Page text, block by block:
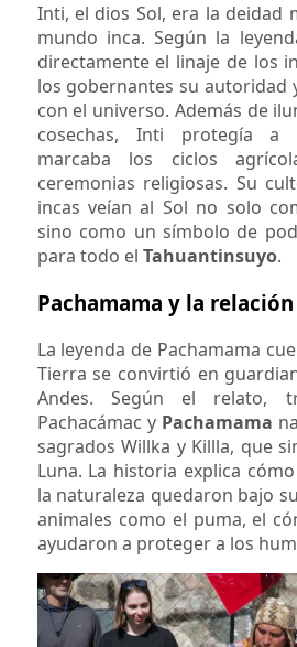
Inti, el dios Sol, era la deidad
mundo inca. Según la
directamente el linaje de los
los gobernantes su autoridad
con el universo. Además de
cosechas, Inti protegía a
marcaba los ciclos
ceremonias religiosas. Su
incas veían al Sol no solo
sino como un símbolo de
para todo el Tahuantinsuyo.
Pachamama y la
La leyenda de Pachamama
Tierra se convirtió en
Andes. Según el relato,
Pachacámac y Pachamama
sagrados Willka y Killla, que
Luna. La historia explica
la naturaleza quedaron bajo
animales como el puma, el
ayudaron a proteger a los